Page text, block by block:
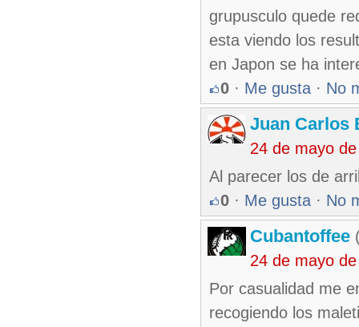
grupusculo quede
esta viendo los
en Japon se ha
0 · Me gusta · No
Juan Carlos
24 de mayo
Al parecer los de
0 · Me gusta · No
Cubantoffee
24 de mayo
Por casualidad me
recogiendo los